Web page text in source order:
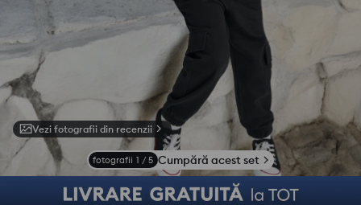
Vezi fotografii din recenzii
fotografii 1 / 5 Cumpără acest set